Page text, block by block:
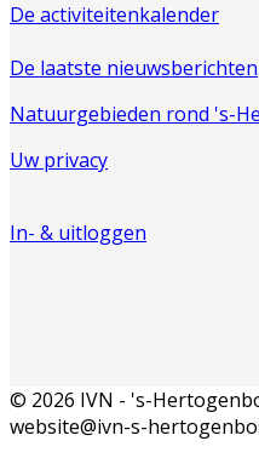
De activiteitenkalender
De laatste nieuwsberichten
Natuurgebieden rond 's-
Uw privacy
In- & uitloggen
© 2026 IVN - 's-
website@ivn-s-